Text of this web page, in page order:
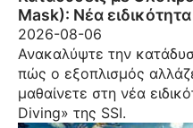
Mask): Νέα
2026-08-06
Ανακαλύψτε την
πώς ο εξοπλισμός
μαθαίνετε στη νέα
Diving» της SSI.